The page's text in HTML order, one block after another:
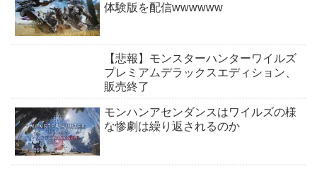
体験版を配信wwwwww
【悲報】モンスターハンターワイルズ
プレミアムデラックスエディション、
販売終了
モンハンアセンダンスはワイルズの様
な惨劇は繰り返されるのか